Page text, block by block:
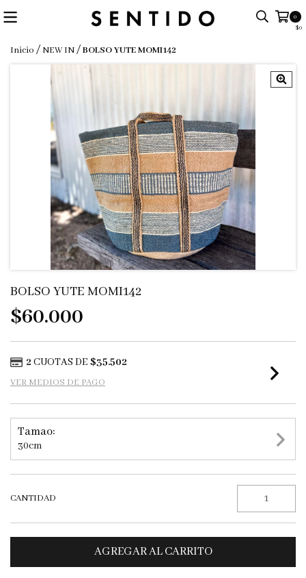
0
$0
Inicio / NEW IN/BOLSO YUTE MOMI142
BOLSO YUTE MOMI142
$60.000
2 CUOTAS DE $35.502
VER MEDIOS DE PAGO
Tamao:
30cm
CANTIDAD